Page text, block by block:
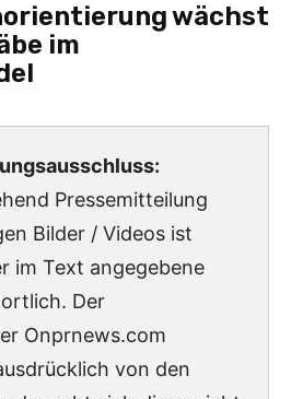
wächst
im
Pressemitteilung
Bilder / Videos ist
im Text angegebene
Der
Onprnews.com
von den